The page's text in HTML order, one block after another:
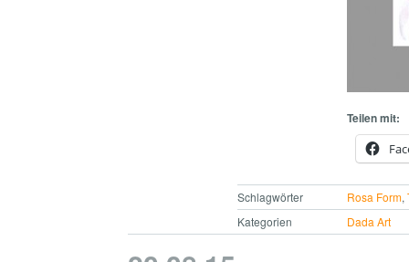
Teilen mit:
Schlagwörter Rosa Form,
Kategorien
Dada Art